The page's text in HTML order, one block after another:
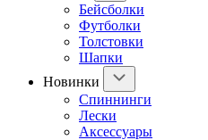
Бейсболки
Футболки
Толстовки
Шапки
Новинки
Спиннинги
Лески
Аксессуары